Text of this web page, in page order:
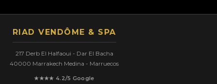
RIAD VENDÔME & SPA
217 Derb El Halfaoui - Dar El Bacha
40000 Marrakech Medina - Marruecos
★★★★ 4.2/5 Google